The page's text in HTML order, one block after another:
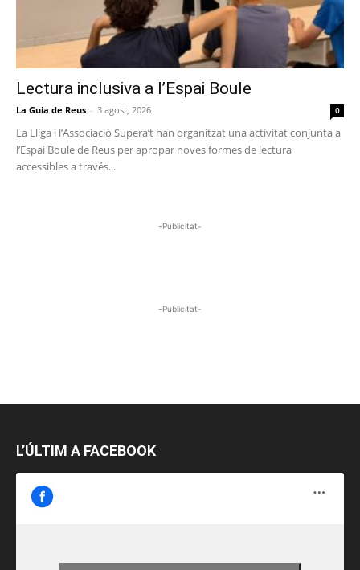
Lectura inclusiva a l’Espai Boule
La Guia de Reus - 3 agost, 2026 0
La Lliga i l’Associació Supera’t han organitzat una activitat conjunta a
l’Espai Boule de Reus per apropar noves formes de lectura
accessibles a través...
-Publicitat-
-Publicitat-
L’ÚLTIM A FACEBOOK